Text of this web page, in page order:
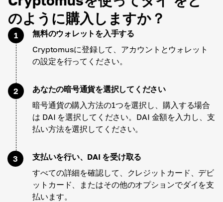
のように購入しますか？
1
無料のウォレットを入手する
Cryptomusに登録して、アカウントとウォレット
の設定を行ってください。
2
あなたの暗号通貨を選択してください
暗号通貨の購入方法の1つを選択し、購入する場合
は DAI を選択してください。DAI 金額を入力し、支
払い方法を選択してください。
3
支払いを行い、DAI を受け取る
すべての詳細を確認して、クレジットカード、デビ
ットカード、またはその他のオプションでダイを支
払います。